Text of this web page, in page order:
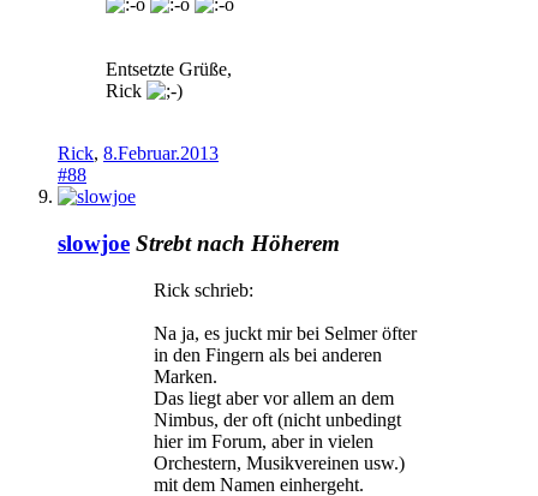
Entsetzte Grüße,
Rick
Rick, 8.Februar.2013
#88
slowjoe Strebt nach Höherem
Rick schrieb:
Na ja, es juckt mir bei Selmer öfter
in den Fingern als bei anderen
Marken.
Das liegt aber vor allem an dem
Nimbus, der oft (nicht unbedingt
hier im Forum, aber in vielen
Orchestern, Musikvereinen usw.)
mit dem Namen einhergeht.